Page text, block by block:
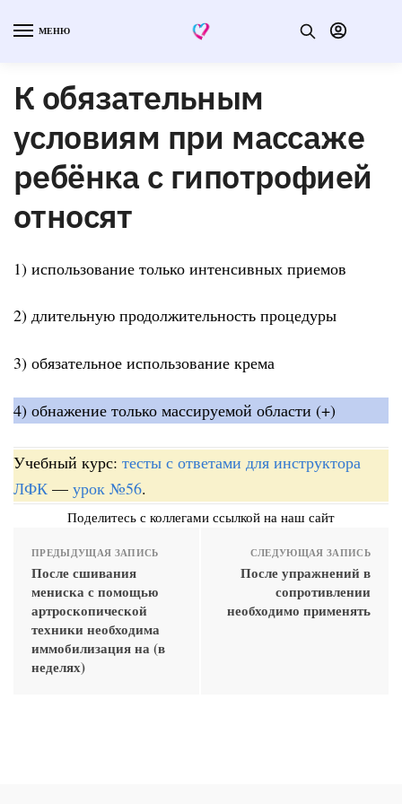
МЕНЮ
К обязательным
условиям при массаже
ребёнка с гипотрофией
относят
1) использование только интенсивных приемов
2) длительную продолжительность процедуры
3) обязательное использование крема
4) обнажение только массируемой области (+)
Учебный курс: тесты с ответами для инструктора
ЛФК — урок №56.
Поделитесь с коллегами ссылкой на наш сайт
ПРЕДЫДУЩАЯ ЗАПИСЬ
После сшивания
мениска с помощью
артроскопической
техники необходима
иммобилизация на (в
неделях)
СЛЕДУЮЩАЯ ЗАПИСЬ
После упражнений в
сопротивлении
необходимо применять